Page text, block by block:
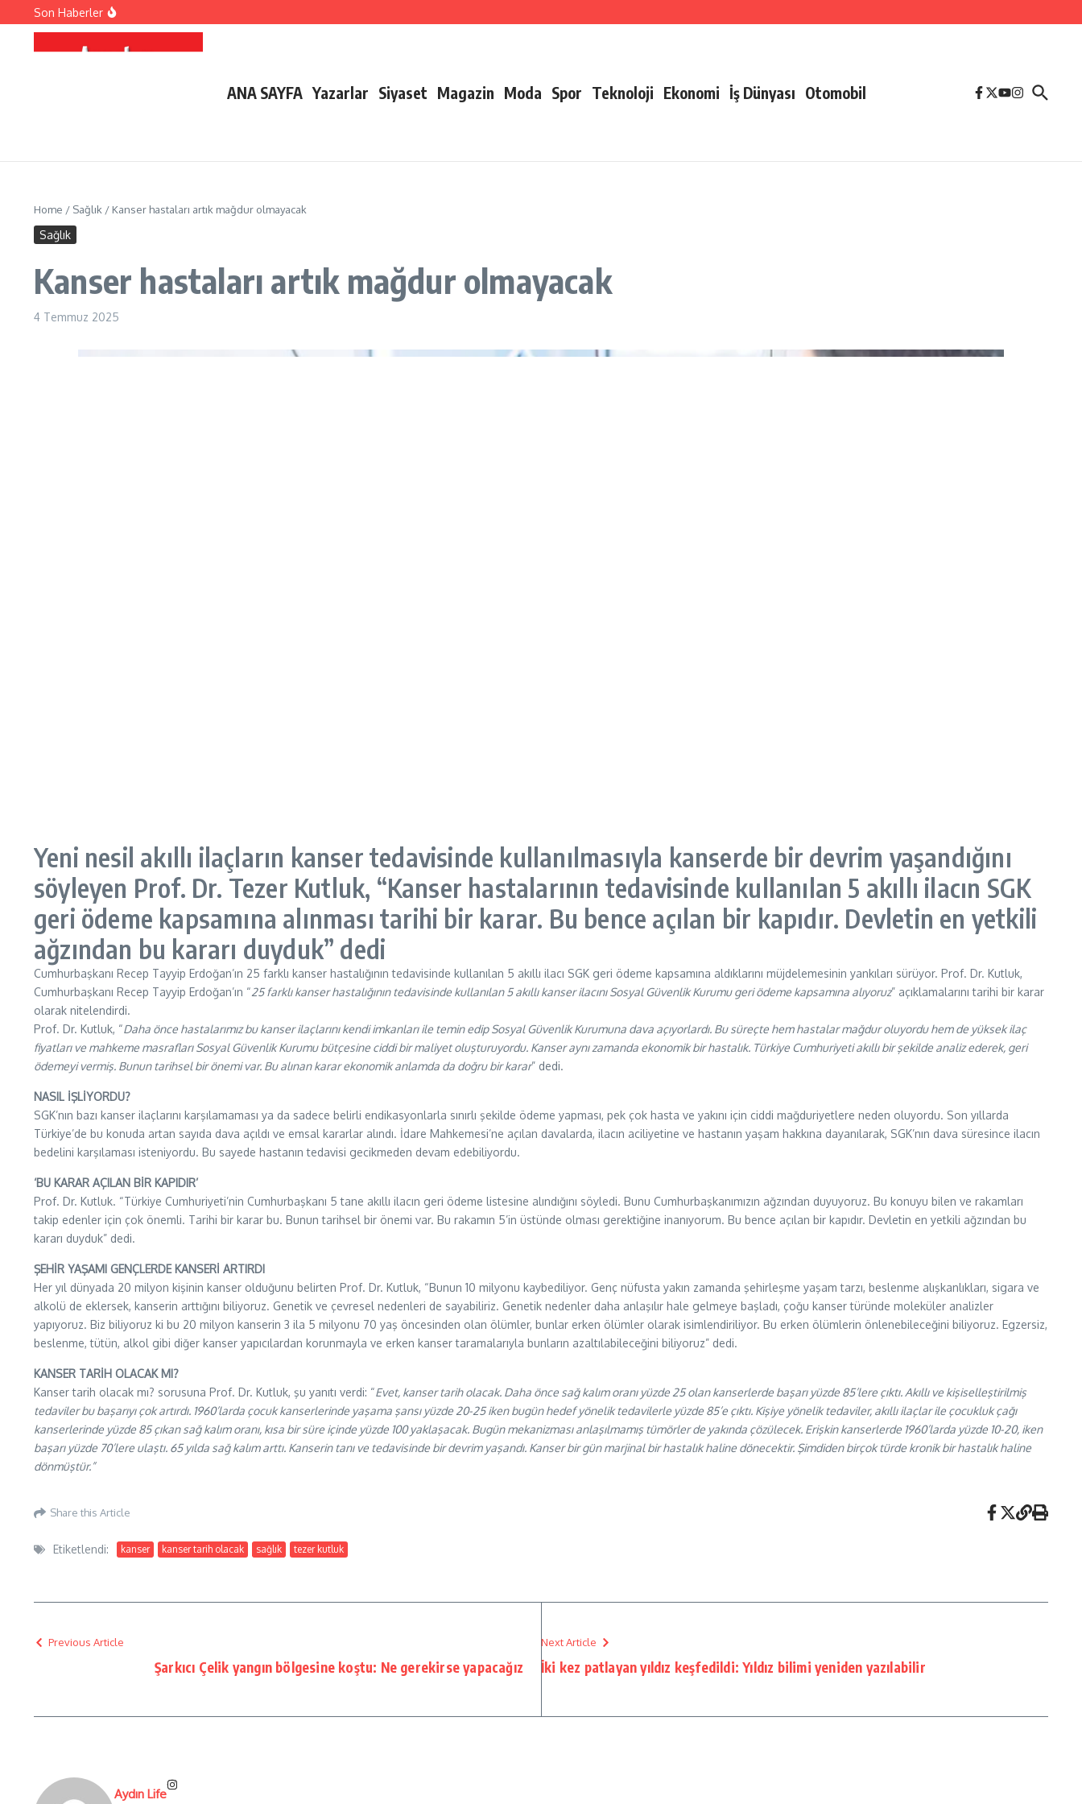
İçeriğe atlaSon Haberler
8 Sayı, 4 Bin Kelimeyle Erman Çetin
ANA SAYFA Yazarlar Siyaset Magazin Moda Spor Teknoloji Ekonomi İş Dünyası Otomobil
Home / Sağlık / Kanser hastaları artık mağdur olmayacak
Sağlık
Kanser hastaları artık mağdur olmayacak
4 Temmuz 2025
Yeni nesil akıllı ilaçların kanser tedavisinde kullanılmasıyla kanserde bir devrim yaşandığını
söyleyen Prof. Dr. Tezer Kutluk, “Kanser hastalarının tedavisinde kullanılan 5 akıllı ilacın SGK
geri ödeme kapsamına alınması tarihi bir karar. Bu bence açılan bir kapıdır. Devletin en yetkili
ağzından bu kararı duyduk” dedi
Cumhurbaşkanı Recep Tayyip Erdoğan’ın 25 farklı kanser hastalığının tedavisinde kullanılan 5 akıllı ilacı SGK geri ödeme kapsamına aldıklarını müjdelemesinin yankıları sürüyor. Prof. Dr. Kutluk,
Cumhurbaşkanı Recep Tayyip Erdoğan’ın “25 farklı kanser hastalığının tedavisinde kullanılan 5 akıllı kanser ilacını Sosyal Güvenlik Kurumu geri ödeme kapsamına alıyoruz” açıklamalarını tarihi bir karar
olarak nitelendirdi.
Prof. Dr. Kutluk, “Daha önce hastalarımız bu kanser ilaçlarını kendi imkanları ile temin edip Sosyal Güvenlik Kurumuna dava açıyorlardı. Bu süreçte hem hastalar mağdur oluyordu hem de yüksek ilaç
fiyatları ve mahkeme masrafları Sosyal Güvenlik Kurumu bütçesine ciddi bir maliyet oluşturuyordu. Kanser aynı zamanda ekonomik bir hastalık. Türkiye Cumhuriyeti akıllı bir şekilde analiz ederek, geri
ödemeyi vermiş. Bunun tarihsel bir önemi var. Bu alınan karar ekonomik anlamda da doğru bir karar” dedi.
NASIL İŞLİYORDU?
SGK’nın bazı kanser ilaçlarını karşılamaması ya da sadece belirli endikasyonlarla sınırlı şekilde ödeme yapması, pek çok hasta ve yakını için ciddi mağduriyetlere neden oluyordu. Son yıllarda
Türkiye’de bu konuda artan sayıda dava açıldı ve emsal kararlar alındı. İdare Mahkemesi’ne açılan davalarda, ilacın aciliyetine ve hastanın yaşam hakkına dayanılarak, SGK’nın dava süresince ilacın
bedelini karşılaması isteniyordu. Bu sayede hastanın tedavisi gecikmeden devam edebiliyordu.
‘BU KARAR AÇILAN BİR KAPIDIR’
Prof. Dr. Kutluk. “Türkiye Cumhuriyeti’nin Cumhurbaşkanı 5 tane akıllı ilacın geri ödeme listesine alındığını söyledi. Bunu Cumhurbaşkanımızın ağzından duyuyoruz. Bu konuyu bilen ve rakamları
takip edenler için çok önemli. Tarihi bir karar bu. Bunun tarihsel bir önemi var. Bu rakamın 5’in üstünde olması gerektiğine inanıyorum. Bu bence açılan bir kapıdır. Devletin en yetkili ağzından bu
kararı duyduk” dedi.
ŞEHİR YAŞAMI GENÇLERDE KANSERİ ARTIRDI
Her yıl dünyada 20 milyon kişinin kanser olduğunu belirten Prof. Dr. Kutluk, “Bunun 10 milyonu kaybediliyor. Genç nüfusta yakın zamanda şehirleşme yaşam tarzı, beslenme alışkanlıkları, sigara ve
alkolü de eklersek, kanserin arttığını biliyoruz. Genetik ve çevresel nedenleri de sayabiliriz. Genetik nedenler daha anlaşılır hale gelmeye başladı, çoğu kanser türünde moleküler analizler
yapıyoruz. Biz biliyoruz ki bu 20 milyon kanserin 3 ila 5 milyonu 70 yaş öncesinden olan ölümler, bunlar erken ölümler olarak isimlendiriliyor. Bu erken ölümlerin önlenebileceğini biliyoruz. Egzersiz,
beslenme, tütün, alkol gibi diğer kanser yapıcılardan korunmayla ve erken kanser taramalarıyla bunların azaltılabileceğini biliyoruz” dedi.
KANSER TARİH OLACAK MI?
Kanser tarih olacak mı? sorusuna Prof. Dr. Kutluk, şu yanıtı verdi: “Evet, kanser tarih olacak. Daha önce sağ kalım oranı yüzde 25 olan kanserlerde başarı yüzde 85’lere çıktı. Akıllı ve kişiselleştirilmiş
tedaviler bu başarıyı çok artırdı. 1960’larda çocuk kanserlerinde yaşama şansı yüzde 20-25 iken bugün hedef yönelik tedavilerle yüzde 85’e çıktı. Kişiye yönelik tedaviler, akıllı ilaçlar ile çocukluk çağı
kanserlerinde yüzde 85 çıkan sağ kalım oranı, kısa bir süre içinde yüzde 100 yaklaşacak. Bugün mekanizması anlaşılmamış tümörler de yakında çözülecek. Erişkin kanserlerde 1960’larda yüzde 10-20, iken
başarı yüzde 70’lere ulaştı. 65 yılda sağ kalım arttı. Kanserin tanı ve tedavisinde bir devrim yaşandı. Kanser bir gün marjinal bir hastalık haline dönecektir. Şimdiden birçok türde kronik bir hastalık haline
dönmüştür.”
Share this Article
Etiketlendi: kanser kanser tarih olacak sağlık tezer kutluk
Previous Article
Şarkıcı Çelik yangın bölgesine koştu: Ne gerekirse yapacağız
Next Article
İki kez patlayan yıldız keşfedildi: Yıldız bilimi yeniden yazılabilir
Aydın Life